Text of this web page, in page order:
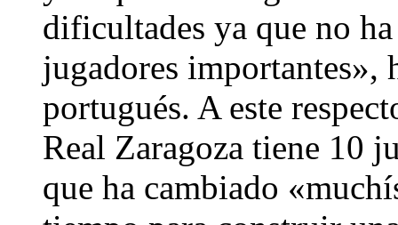
dificultades ya que no
jugadores importantes»,
portugués. A este
Real Zaragoza tiene 10
que ha cambiado